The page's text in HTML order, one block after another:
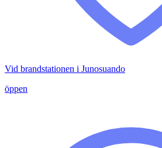
Vid brandstationen i Junosuando
öppen